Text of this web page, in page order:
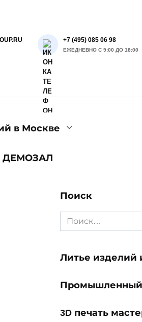
+7 (495) 085 06 98
ЕЖЕДНЕВНО С 9:00 ДО 18:00
в Москве
ДЕМОЗАЛ
Поиск
Search
for:
Литье изделий
Промышленный
3D печать